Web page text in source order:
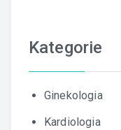
Kategorie
Ginekologia
Kardiologia